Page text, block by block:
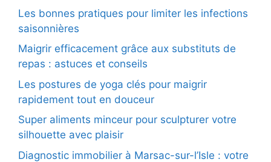
Les bonnes pratiques pour limiter les infections
saisonnières
Maigrir efficacement grâce aux substituts de
repas : astuces et conseils
Les postures de yoga clés pour maigrir
rapidement tout en douceur
Super aliments minceur pour sculpturer votre
silhouette avec plaisir
Diagnostic immobilier à Marsac-sur-l’Isle : votre